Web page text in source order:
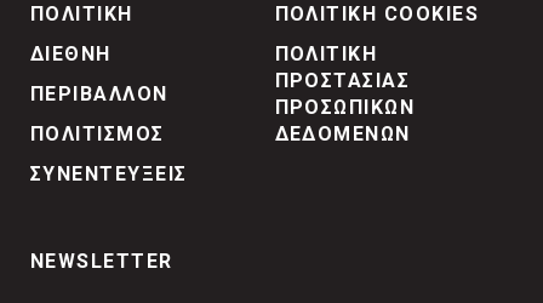
ΠΟΛΙΤΙΚΗ
ΔΙΕΘΝΗ
ΠΕΡΙΒΑΛΛΟΝ
ΠΟΛΙΤΙΣΜΟΣ
ΣΥΝΕΝΤΕΥΞΕΙΣ
ΠΟΛΙΤΙΚΗ COOKIES
ΠΟΛΙΤΙΚΗ
ΠΡΟΣΤΑΣΙΑΣ
ΠΡΟΣΩΠΙΚΩΝ
ΔΕΔΟΜΕΝΩΝ
NEWSLETTER